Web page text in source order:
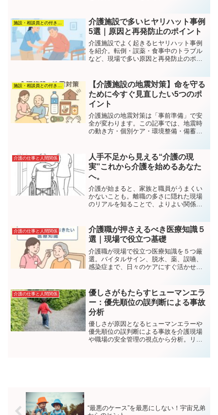
介護施設で多いヒヤリハット事例
5選｜原因と再発防止のポイント
介護施設でよく起きるヒヤリハット事例
を紹介。転倒・誤薬・食事中のトラブル
など、現場で多い原因と再発防止のポイ
【介護施設の地震対策】命を守る
ために今すぐ見直したい5つのポ
イント
介護施設の地震対策は「事前準備」で安
全が変わります。この記事では、地震時
の動き方・個別ケア・環境整備・備蓄・
す。
介護の仕事と人間関係
人手不足から見える“介護の現
実”これから介護を始めるあなた
へ。
介護が始まると、家族と職員がうまくい
かないことも。離職の多さに隠れた現場
のリアルを知ることで、よりよい関係づ
に──共感重視でお届けします。
介護の仕事と人間関係
介護職が押さえるべき医療知識５
選｜現場で役立つ基礎
介護職が現場で役立つ医療知識を５つ厳
選。バイタルサイン、脱水、薬、誤嚥、
感染症まで、日々のケアにすぐ活かせる
介護の仕事と人間関係
優しさがもたらすヒューマンエラ
ー：優先順位の誤判断による事故
分析
優しさが原因となるヒューマンエラーや
優先順位の誤判断による事故を介護現場
や職場の安全管理の視点から分析。リス
“最悪のケース”を最悪にしない！宇宙兄弟